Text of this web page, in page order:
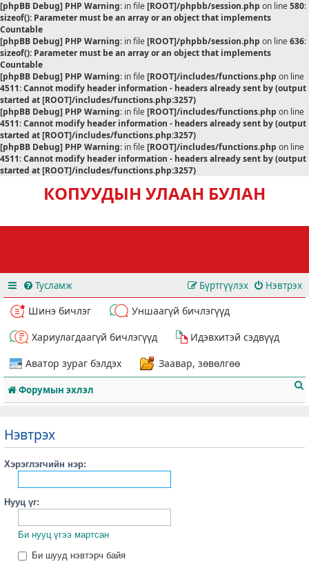
[phpBB Debug] PHP Warning: in file[ROOT]/phpbb/session.php on line580:
sizeof(): Parameter must be an array or an object that implements
Countable
[phpBB Debug] PHP Warning: in file[ROOT]/phpbb/session.php on line636:
sizeof(): Parameter must be an array or an object that implements
Countable
[phpBB Debug] PHP Warning: in file[ROOT]/includes/functions.php on line
4511:Cannot modify header information - headers already sent by (output
started at [ROOT]/includes/functions.php:3257)
[phpBB Debug] PHP Warning: in file[ROOT]/includes/functions.php on line
4511:Cannot modify header information - headers already sent by (output
started at [ROOT]/includes/functions.php:3257)
[phpBB Debug] PHP Warning: in file[ROOT]/includes/functions.php on line
4511:Cannot modify header information - headers already sent by (output
started at [ROOT]/includes/functions.php:3257)
КОПУУДЫН УЛААН БУЛАН
Тусламж Нэвтрэх
Бүртгүүлэх
Шинэ бичлэг
Уншаагүй бичлэгүүд
Хариулагдаагүй бичлэгүүд
Идэвхитэй сэдвүүд
Аватор зураг бэлдэх
Заавар, зөвөлгөө
Форумын эхлэл
Нэвтрэх
Хэрэглэгчийн нэр:
Нууц үг:
Би нууц үгээ мартсан
Би шууд нэвтэрч байя